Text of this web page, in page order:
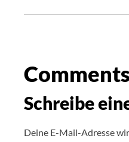
Comments
Schreibe
Deine E-Mail-Adresse